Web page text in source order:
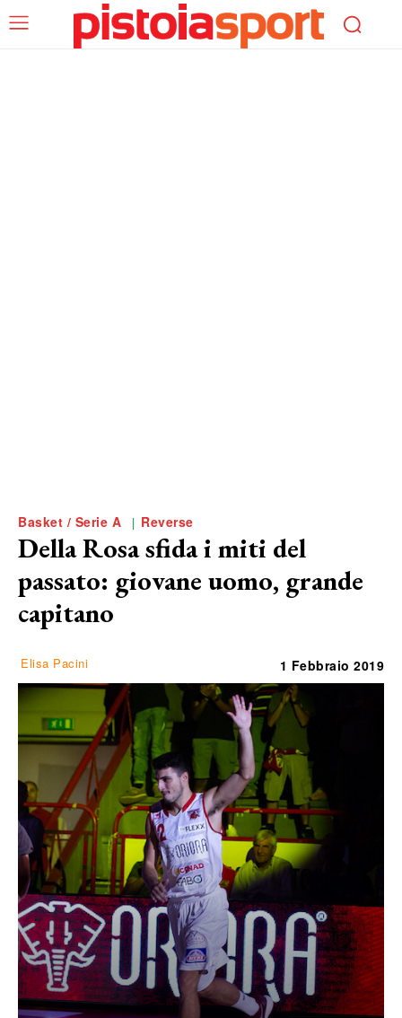
Basket / Serie A Reverse
Della Rosa sfida i miti del
passato: giovane uomo, grande
capitano
Elisa Pacini 1 Febbraio 2019